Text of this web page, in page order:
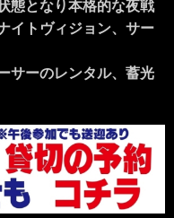
態となり本格的な夜戦
イトヴィジョン、サー
サーのレンタル、蓄光